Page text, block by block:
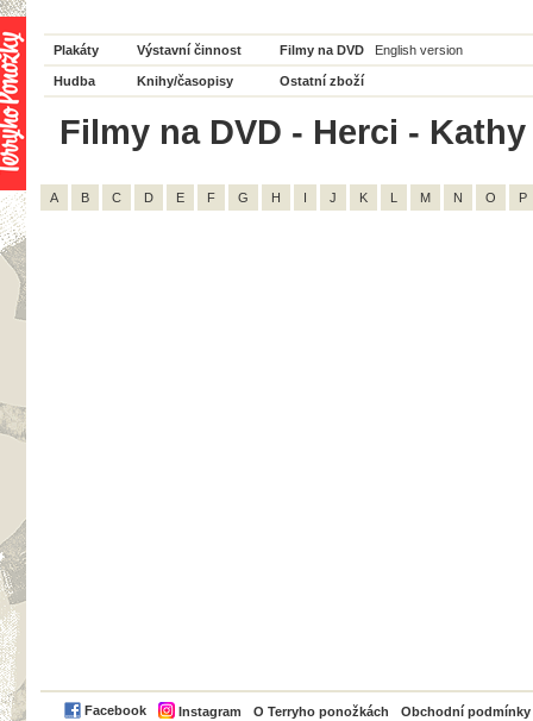
Plakáty Výstavní činnost Filmy na DVD English version
Hudba Knihy/časopisy Ostatní zboží
Filmy na DVD - Herci -
A B C D E F G H I J K L M N O P
Facebook Instagram O Terryho ponožkách Obchodní podmínky
PayPal